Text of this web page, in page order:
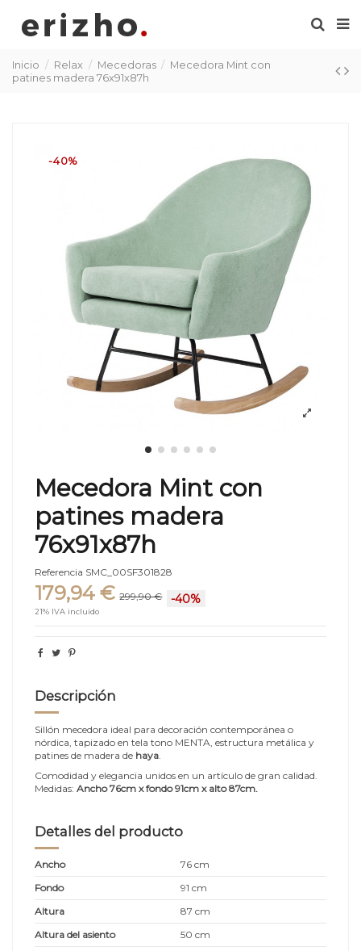
Inicio Relax Mecedoras
Mecedora Mint con
patines madera 76x91x87h
-40%
Mecedora Mint con
patines madera
76x91x87h
Referencia SMC_00SF301828
179,94 € 299,90 € -40%
21% IVA incluido
Descripción
Sillón mecedora ideal para decoración contemporánea o
nórdica, tapizado en tela tono MENTA, estructura metálica y
patines de madera de haya
Comodidad y elegancia unidos en un artículo de gran calidad.
Medidas: Ancho 76cm x fondo 91cm x alto 87cm.
Detalles del producto
Ancho
76 cm
Fondo
91 cm
Altura
87 cm
Altura del asiento
50 cm